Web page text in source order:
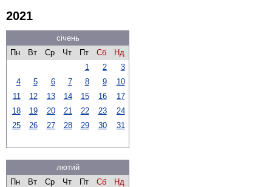
2021
січень
Пн
Вт Ср Чт Пт Сб
Нд
1
2
3
4
5 6 7 8 9
10
11
12 13 14 15 16
17
18
19 20 21 22 23
24
25
26 27 28 29 30 31
лютий
Пн
Вт Ср Чт Пт Сб
Нд